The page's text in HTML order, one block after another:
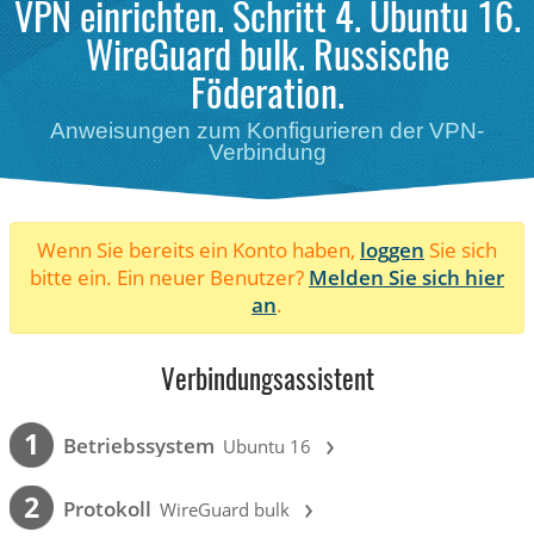
VPN einrichten. Schritt 4. Ubuntu 16.
WireGuard bulk. Russische
Föderation.
Anweisungen zum Konfigurieren der VPN-
Verbindung
Wenn Sie bereits ein Konto haben, loggen Sie sich
bitte ein. Ein neuer Benutzer? Melden Sie sich hier
an.
Verbindungsassistent
1 Betriebssystem Ubuntu 16 ›
2 Protokoll WireGuard bulk ›